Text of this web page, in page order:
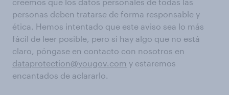
personas deben tratarse de forma responsable y
ética. Hemos intentado que este aviso sea lo más
fácil de leer posible, pero si hay algo que no está
claro, póngase en contacto con nosotros en
dataprotection@yougov.com y estaremos
encantados de aclararlo.